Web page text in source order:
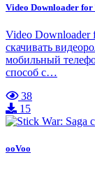
Video Downloader
Video
скачивать
мобильный
способ с…
38
15
ooVoo